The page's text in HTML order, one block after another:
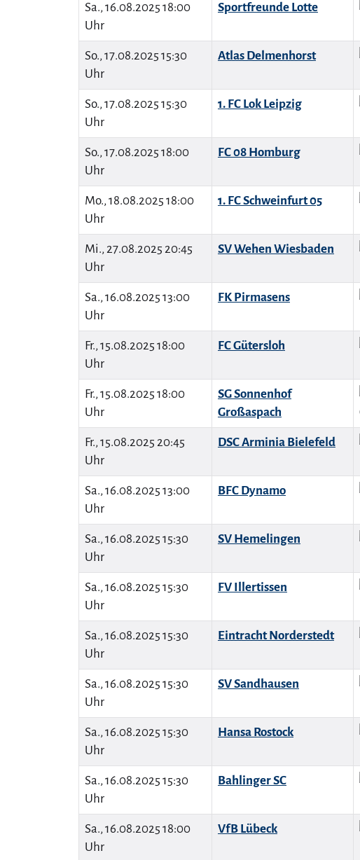
Sa., 16.08.2025 18:00
Uhr
Sportfreunde Lotte
So., 17.08.2025 15:30
Uhr
Atlas Delmenhorst
So., 17.08.2025 15:30
Uhr
1. FC Lok Leipzig
So., 17.08.2025 18:00
Uhr
FC 08 Homburg
Mo., 18.08.2025 18:00
Uhr
1. FC Schweinfurt 05
Mi., 27.08.2025 20:45
Uhr
SV Wehen Wiesbaden
Sa., 16.08.2025 13:00
Uhr
FK Pirmasens
Fr., 15.08.2025 18:00
Uhr
FC Gütersloh
Fr., 15.08.2025 18:00
Uhr
SG Sonnenhof
Großaspach
Fr., 15.08.2025 20:45
Uhr
DSC Arminia Bielefeld
Sa., 16.08.2025 13:00
Uhr
BFC Dynamo
Sa., 16.08.2025 15:30
Uhr
SV Hemelingen
Sa., 16.08.2025 15:30
Uhr
FV Illertissen
Sa., 16.08.2025 15:30
Uhr
Eintracht Norderstedt
Sa., 16.08.2025 15:30
Uhr
SV Sandhausen
Sa., 16.08.2025 15:30
Uhr
Hansa Rostock
Sa., 16.08.2025 15:30
Uhr
Bahlinger SC
Sa., 16.08.2025 18:00
Uhr
VfB Lübeck